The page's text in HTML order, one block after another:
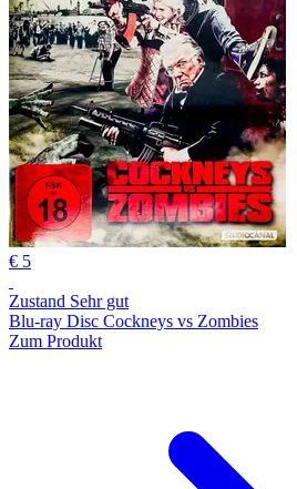
€ 5
Zustand Sehr gut
Blu-ray Disc Cockneys vs Zombies
Zum Produkt